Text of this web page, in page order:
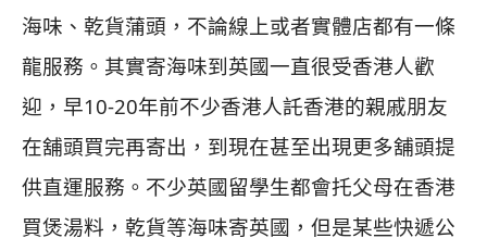
海味、乾貨蒲頭，不論線上或者實體店都有一條
龍服務。其實寄海味到英國一直很受香港人歡
迎，早10-20年前不少香港人託香港的親戚朋友
在舖頭買完再寄出，到現在甚至出現更多舖頭提
供直運服務。不少英國留學生都會托父母在香港
買煲湯料，乾貨等海味寄英國，但是某些快遞公